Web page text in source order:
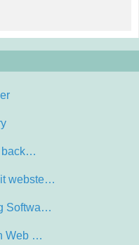
back…
webste…
Softwa…
Web …